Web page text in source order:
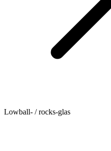
Lowball- / rocks-glas